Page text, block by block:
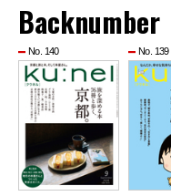
Backnumber
No. 140 No. 139